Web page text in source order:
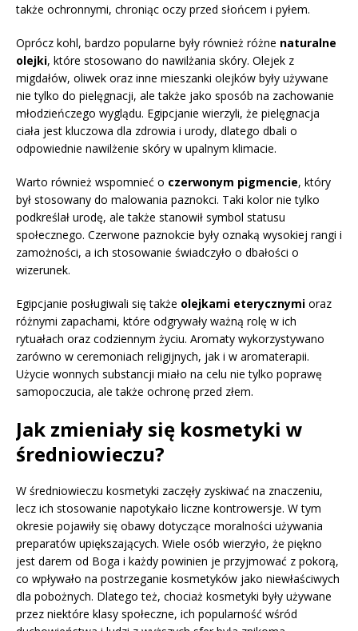
także ochronnymi, chroniąc oczy przed słońcem i pyłem.
Oprócz kohl, bardzo popularne były również różne naturalne
olejki, które stosowano do nawilżania skóry. Olejek z
migdałów, oliwek oraz inne mieszanki olejków były używane
nie tylko do pielęgnacji, ale także jako sposób na zachowanie
młodzieńczego wyglądu. Egipcjanie wierzyli, że pielęgnacja
ciała jest kluczowa dla zdrowia i urody, dlatego dbali o
odpowiednie nawilżenie skóry w upalnym klimacie.
Warto również wspomnieć o czerwonym pigmencie, który
był stosowany do malowania paznokci. Taki kolor nie tylko
podkreślał urodę, ale także stanowił symbol statusu
społecznego. Czerwone paznokcie były oznaką wysokiej rangi i
zamożności, a ich stosowanie świadczyło o dbałości o
wizerunek.
Egipcjanie posługiwali się także olejkami eterycznymi oraz
różnymi zapachami, które odgrywały ważną rolę w ich
rytuałach oraz codziennym życiu. Aromaty wykorzystywano
zarówno w ceremoniach religijnych, jak i w aromaterapii.
Użycie wonnych substancji miało na celu nie tylko poprawę
samopoczucia, ale także ochronę przed złem.
Jak zmieniały się kosmetyki w
średniowieczu?
W średniowieczu kosmetyki zaczęły zyskiwać na znaczeniu,
lecz ich stosowanie napotykało liczne kontrowersje. W tym
okresie pojawiły się obawy dotyczące moralności używania
preparatów upiększających. Wiele osób wierzyło, że piękno
jest darem od Boga i każdy powinien je przyjmować z pokorą,
co wpływało na postrzeganie kosmetyków jako niewłaściwych
dla pobożnych. Dlatego też, chociaż kosmetyki były używane
przez niektóre klasy społeczne, ich popularność wśród